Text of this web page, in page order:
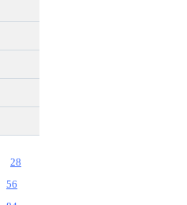
28
56